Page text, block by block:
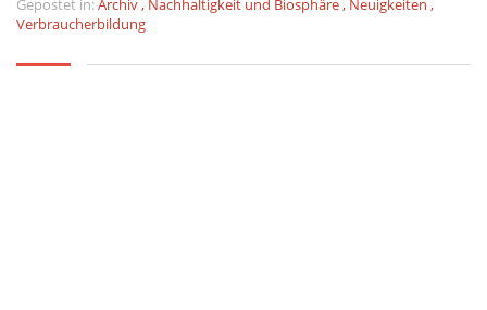
Gepostet in:Archiv, Nachhaltigkeit und Biosphäre, Neuigkeiten ,
Verbraucherbildung